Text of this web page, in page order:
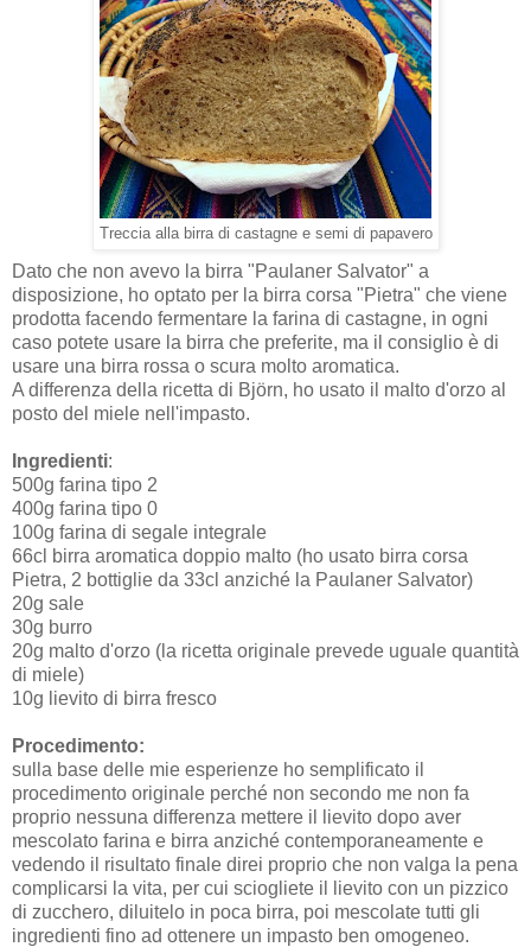
Treccia alla birra di castagne e semi di papavero
Dato che non avevo la birra "Paulaner Salvator" a
disposizione, ho optato per la birra corsa "Pietra" che viene
prodotta facendo fermentare la farina di castagne, in ogni
caso potete usare la birra che preferite, ma il consiglio è di
usare una birra rossa o scura molto aromatica.
A differenza della ricetta di Björn, ho usato il malto d'orzo al
posto del miele nell'impasto.
Ingredienti:
500g farina tipo 2
400g farina tipo 0
100g farina di segale integrale
66cl birra aromatica doppio malto (ho usato birra corsa
Pietra, 2 bottiglie da 33cl anziché la Paulaner Salvator)
20g sale
30g burro
20g malto d'orzo (la ricetta originale prevede uguale quantità
di miele)
10g lievito di birra fresco
Procedimento:
sulla base delle mie esperienze ho semplificato il
procedimento originale perché non secondo me non fa
proprio nessuna differenza mettere il lievito dopo aver
mescolato farina e birra anziché contemporaneamente e
vedendo il risultato finale direi proprio che non valga la pena
complicarsi la vita, per cui sciogliete il lievito con un pizzico
di zucchero, diluitelo in poca birra, poi mescolate tutti gli
ingredienti fino ad ottenere un impasto ben omogeneo.